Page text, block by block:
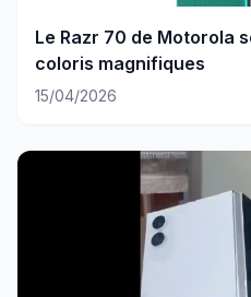
Le Razr 70 de Motorola
coloris magnifiques
15/04/2026